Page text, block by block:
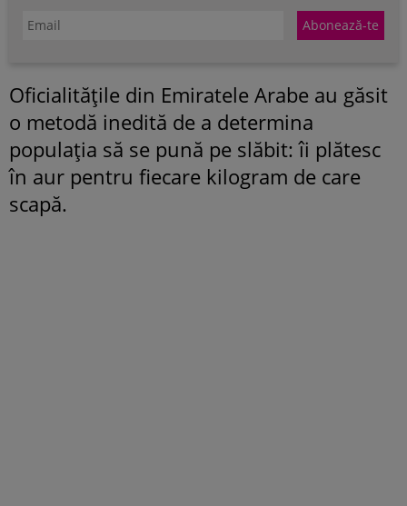
Oficialităţile din Emiratele Arabe au găsit
o metodă inedită de a determina
populaţia să se pună pe slăbit: îi plătesc
în aur pentru fiecare kilogram de care
scapă.